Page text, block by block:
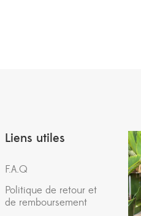
Liens utiles
F.A.Q
Politique de retour et
de remboursement